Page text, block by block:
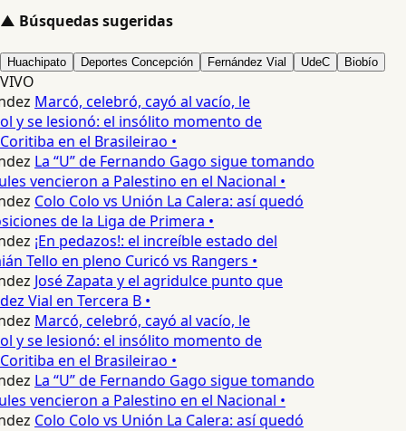
▲ Búsquedas sugeridas
Huachipato Deportes Concepción Fernández Vial UdeC Biobío
VIVO
Marcó, celebró, cayó al vacío, le
y se lesionó: el insólito momento de
en el Brasileirao •
La “U” de Fernando Gago sigue tomando
vencieron a Palestino en el Nacional •
Colo Colo vs Unión La Calera: así quedó
de la Liga de Primera •
¡En pedazos!: el increíble estado del
Tello en pleno Curicó vs Rangers •
José Zapata y el agridulce punto que
Vial en Tercera B •
Marcó, celebró, cayó al vacío, le
y se lesionó: el insólito momento de
en el Brasileirao •
La “U” de Fernando Gago sigue tomando
vencieron a Palestino en el Nacional •
Colo Colo vs Unión La Calera: así quedó